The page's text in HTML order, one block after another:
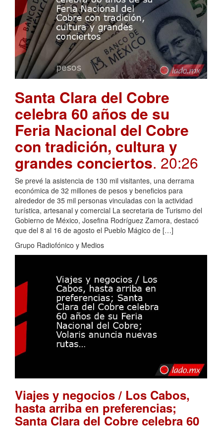
Santa Clara del Cobre
celebra 60 años de su
Feria Nacional del Cobre
con tradición, cultura y
grandes conciertos. 20:26
Se prevé la asistencia de 130 mil visitantes, una derrama
económica de 32 millones de pesos y beneficios para
alrededor de 35 mil personas vinculadas con la actividad
turística, artesanal y comercial La secretaria de Turismo del
Gobierno de México, Josefina Rodríguez Zamora, destacó
que del 8 al 16 de agosto el Pueblo Mágico de […]
Grupo Radiofónico y Medios
Viajes y negocios / Los Cabos,
hasta arriba en preferencias;
Santa Clara del Cobre celebra 60